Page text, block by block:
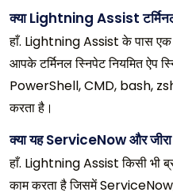
क्या Lightning Assist
हाँ. Lightning Assist के पास एक
आपके टर्मिनल स्निपेट नियमित ऐप
PowerShell, CMD, bash, zsh
करता है।
क्या यह ServiceNow और
हाँ. Lightning Assist किसी भी
काम करता है जिसमें